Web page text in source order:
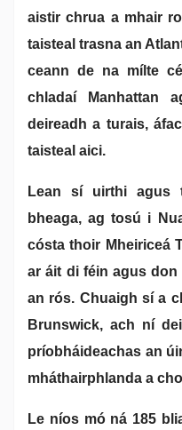
aistir chrua a mhair
taisteal trasna an
ceann de na mílte
chladaí Manhattan
deireadh a turais,
taisteal aici.
Lean sí uirthi agus
bheaga, ag tosú i
cósta thoir Mheiriceá
ar áit di féin agus
an rós. Chuaigh sí a
Brunswick, ach ní
príobháideachas an
mháthairphlanda a
Le níos mó ná 185